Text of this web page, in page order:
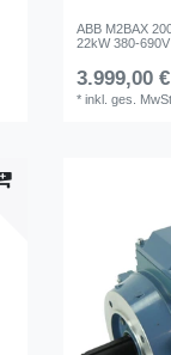
ABB M2BAX
22kW 380-
3.999,00
*inkl. ges. MwSt.